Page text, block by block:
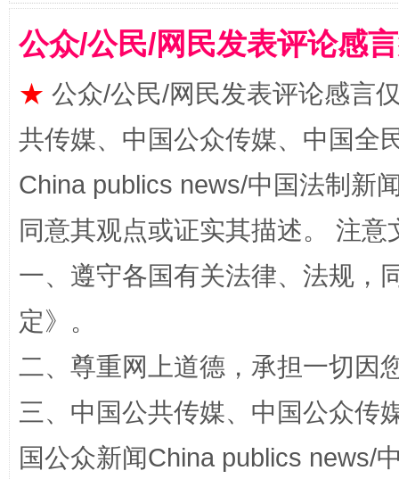
国家大学科技园优化重塑工作
扯下公款旅游的“隐身衣” 如何以
公众/公民/网民发表评论感
★ 公众/公民/网民发表评论感言
共传媒、中国公众传媒、中国全
China publics news/中国法制新
同意其观点或证实其描述。 注
一、遵守各国有关法律、法规，
定》。
二、尊重网上道德，承担一切因
三、中国公共传媒、中国公众传
国公众新闻China publics news/